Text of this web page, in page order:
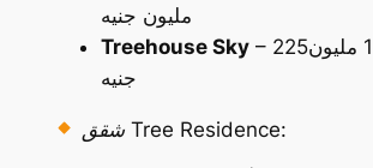
مليون جنيه
Treehouse Sky– 225م² | من 13 مليون
جنيه
شقق Tree Residence: